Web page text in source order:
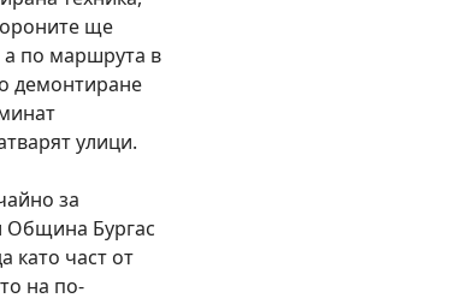
ще
по маршрута в
демонтиране
улици.
за
Община Бургас
като част от
на по-